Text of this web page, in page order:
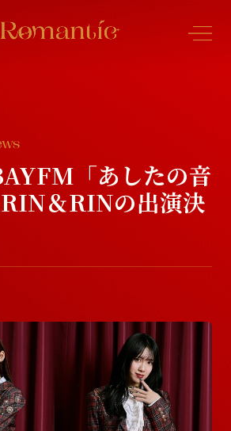
New s
News
rofle
rofle
hedule
hedule
o r a phy
o aphy
i eo
「あしたの音
＆RINの出演決